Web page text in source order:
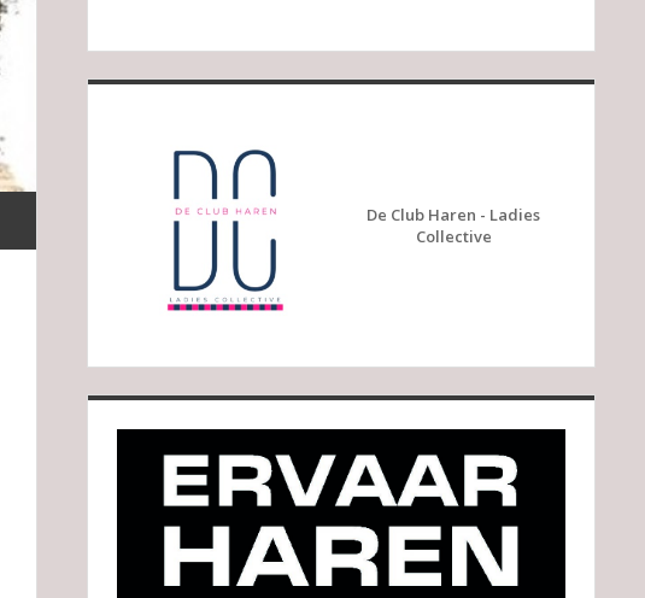
De Club Haren - Ladies
Collective